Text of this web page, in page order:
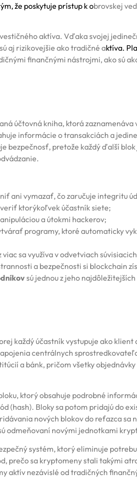
že poskytuje prístup k obrovskej
aktíva. Vďaka svojej
aj rizikovejšie ako tradičné aktíva.
finančnými nástrojmi, ako sú
účtovná kniha, ktorá zaznamenáva
informácie o transakciách a
bezpečnosť, pretože každý ďalší
ani vymazať, čo zaručuje integritu
ktorýkoľvek účastník siete;
a útokmi hackerov;
programy, ktoré automaticky
sa využíva v odvetviach
a bezpečnosti si blockchain
sú jednou z jeho
každý účastník vystupuje ako klient
centrálnych
a bánk, pričom všetky
ktorý obsahuje podrobné
(hash). Bloky sa potom pridajú do
nových blokov do reťazca sa
odmeňovaní novými jednotkami
systém, ktorý eliminuje
prečo sa kryptomeny stali takými
aktív nezávislé od tradičných